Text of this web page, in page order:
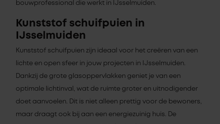
bouwprofessional die werkt in IJsselmuiden.
Kunststof schuifpuien in
IJsselmuiden
Kunststof schuifpuien zijn ideaal voor het creëren van een
lichte en open sfeer in jouw projecten in IJsselmuiden.
Dankzij de grote glasoppervlakken geniet je van een
optimale lichtinval, wat de ruimte groter en uitnodigender
doet aanvoelen. Dit is niet alleen prettig voor de bewoners,
maar draagt ook bij aan een energiezuinig huis. De